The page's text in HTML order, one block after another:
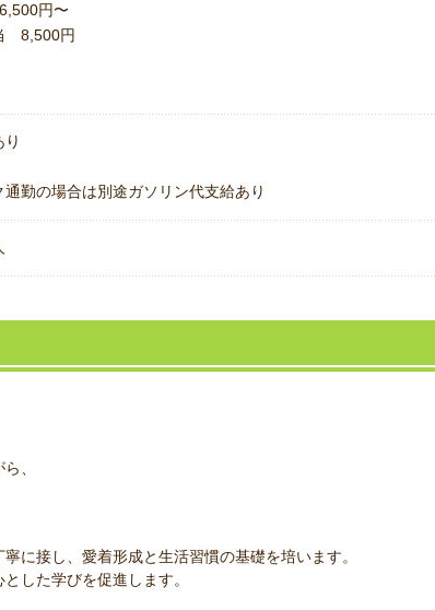
円〜
8,500円
勤の場合は別途ガソリン代支給あり
、
に接し、愛着形成と生活習慣の基礎を培います。
した学びを促進します。